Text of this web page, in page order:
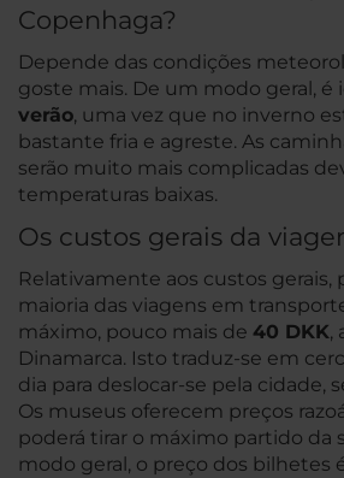
Copenhaga?
Depende das condições
goste mais. De um modo geral, é
verão, uma vez que no inverno
bastante fria e agreste. As
serão muito mais complicadas
temperaturas baixas.
Os custos gerais da
Relativamente aos custos gerais,
maioria das viagens em
máximo, pouco mais de 40 DKK,
Dinamarca. Isto traduz-se em
dia para deslocar-se pela cidade,
Os museus oferecem preços
poderá tirar o máximo partido da
modo geral, o preço dos bilhetes